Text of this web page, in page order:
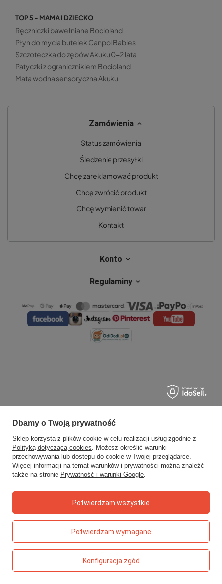
TOP 5 - MAMA I DZIECKO
Ręczniczki bawełniane Bocioland
Płyn do mycia butelek Canpol Babies
Szczoteczka do zębów Akuku 0-2 lata
Patyczki z ogranicznikiem Bocioland
Mata wodna sensoryczna Akuku
Zamówienia
Status zamówienia
Śledzenie przesyłki
Chcę zareklamować produkt
Chcę zwrócić produkt
Chcę wymienić towar
Kontakt
Konto
Regulaminy
Dbamy o Twoją prywatność
Sklep korzysta z plików cookie w celu realizacji usług zgodnie z
Polityką dotyczącą cookies. Możesz określić warunki
przechowywania lub dostępu do cookie w Twojej przeglądarce.
Więcej informacji na temat warunków i prywatności można znaleźć
także na stronie Prywatność i warunki Google.
Potwierdzam wymagane
Konfiguracja zgód
Potwierdzam wszystkie